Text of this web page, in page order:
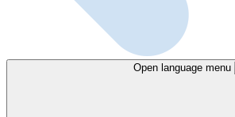
Open language menu